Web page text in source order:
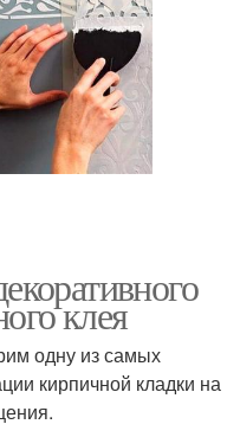
клея
одну из самых
кирпичной кладки на